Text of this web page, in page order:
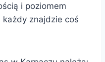
i poziomem
znajdzie coś